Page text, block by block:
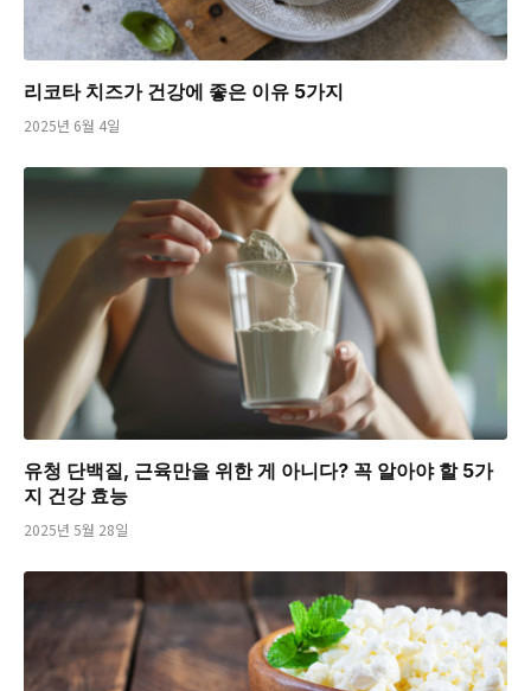
리코타 치즈가 건강에 좋은 이유 5가지
2025년 6월 4일
유청 단백질, 근육만을 위한 게 아니다? 꼭 알아야 할 5가
지 건강 효능
2025년 5월 28일